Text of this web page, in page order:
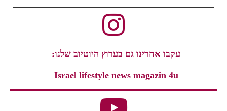
עקבו אחרינו גם בערוץ היוטיוב שלנו:
Israel lifestyle news magazin 4u